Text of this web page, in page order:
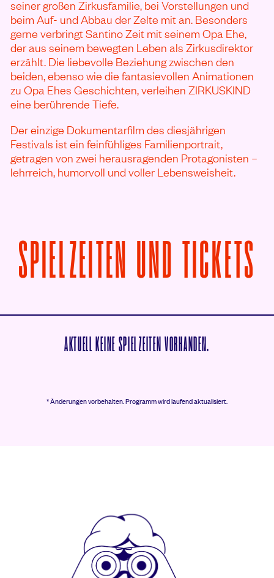
seiner großen Zirkusfamilie, bei Vorstellungen und
beim Auf- und Abbau der Zelte mit an. Besonders
gerne verbringt Santino Zeit mit seinem Opa Ehe,
der aus seinem bewegten Leben als Zirkusdirektor
erzählt. Die liebevolle Beziehung zwischen den
beiden, ebenso wie die fantasievollen Animationen
zu Opa Ehes Geschichten, verleihen ZIRKUSKIND
eine berührende Tiefe.
Der einzige Dokumentarfilm des diesjährigen
Festivals ist ein feinfühliges Familienportrait,
getragen von zwei herausragenden Protagonisten –
lehrreich, humorvoll und voller Lebensweisheit.
SPIELZEITEN UND TICKETS
AKTUELL KEINE SPIELZEITEN VORHANDEN.
* Änderungen vorbehalten.Programm wird laufend aktualisiert.